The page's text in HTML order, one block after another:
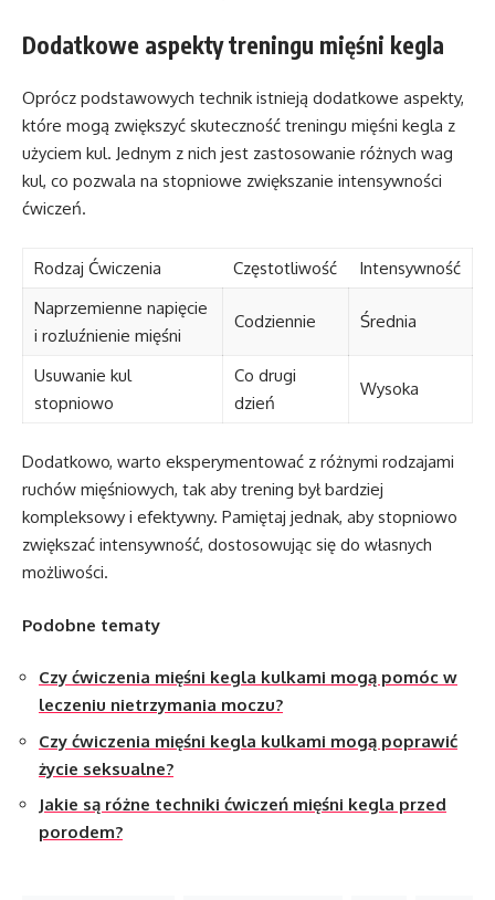
Dodatkowe aspekty treningu mięśni kegla
Oprócz podstawowych technik istnieją dodatkowe aspekty,
które mogą zwiększyć skuteczność treningu mięśni kegla z
użyciem kul. Jednym z nich jest zastosowanie różnych wag
kul, co pozwala na stopniowe zwiększanie intensywności
ćwiczeń.
Rodzaj Ćwiczenia Częstotliwość
Intensywność
Naprzemienne napięcie
i rozluźnienie mięśni
Codziennie Średnia
Usuwanie kul
stopniowo
Co drugi
dzień
Wysoka
Dodatkowo, warto eksperymentować z różnymi rodzajami
ruchów mięśniowych, tak aby trening był bardziej
kompleksowy i efektywny. Pamiętaj jednak, aby stopniowo
zwiększać intensywność, dostosowując się do własnych
możliwości.
Podobne tematy
Czy ćwiczenia mięśni kegla kulkami mogą pomóc w
leczeniu nietrzymania moczu?
Czy ćwiczenia mięśni kegla kulkami mogą poprawić
życie seksualne?
Jakie są różne techniki ćwiczeń mięśni kegla przed
porodem?